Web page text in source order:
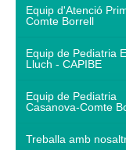
Equip d'Atenció
Comte Borrell
Equip de Pediatria
Lluch - CAPIBE
Equip de Pediatria
Casanova-Comte
Treballa amb